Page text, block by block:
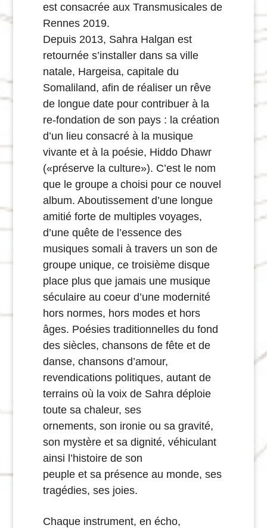
est consacrée aux Transmusicales de
Rennes 2019.
Depuis 2013, Sahra Halgan est
retournée s’installer dans sa ville
natale, Hargeisa, capitale du
Somaliland, afin de réaliser un rêve
de longue date pour contribuer à la
re-fondation de son pays : la création
d’un lieu consacré à la musique
vivante et à la poésie, Hiddo Dhawr
(«préserve la culture»). C’est le nom
que le groupe a choisi pour ce nouvel
album. Aboutissement d’une longue
amitié forte de multiples voyages,
d’une quête de l’essence des
musiques somali à travers un son de
groupe unique, ce troisième disque
place plus que jamais une musique
séculaire au coeur d’une modernité
hors normes, hors modes et hors
âges. Poésies traditionnelles du fond
des siècles, chansons de fête et de
danse, chansons d’amour,
revendications politiques, autant de
terrains où la voix de Sahra déploie
toute sa chaleur, ses
ornements, son ironie ou sa gravité,
son mystère et sa dignité, véhiculant
ainsi l’histoire de son
peuple et sa présence au monde, ses
tragédies, ses joies.
Chaque instrument, en écho,